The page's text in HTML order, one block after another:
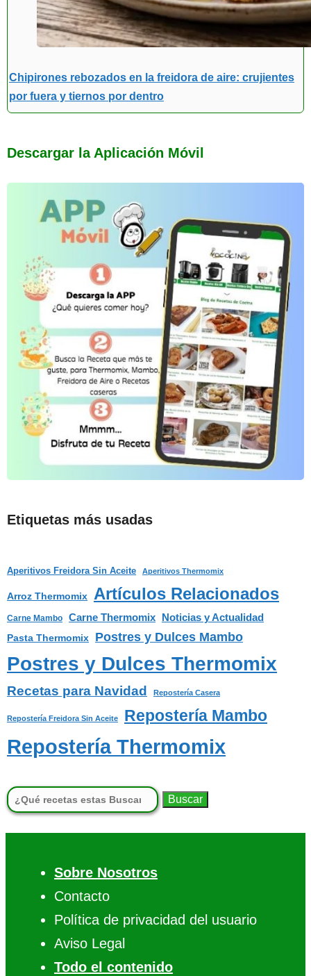
Chipirones rebozados en la freidora de aire: crujientes
por fuera y tiernos por dentro
Descargar la Aplicación Móvil
Etiquetas más usadas
Aperitivos Freidora Sin Aceite Aperitivos Thermomix
Arroz Thermomix Artículos Relacionados
Carne Mambo Carne Thermomix Noticias y Actualidad
Pasta Thermomix Postres y Dulces Mambo
Postres y Dulces Thermomix
Recetas para Navidad Repostería Casera
Repostería Freidora Sin Aceite Repostería Mambo
Repostería Thermomix
Buscar:
Sobre Nosotros
Contacto
Política de privacidad del usuario
Aviso Legal
Todo el contenido